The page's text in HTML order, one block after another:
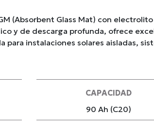
(Absorbent Glass Mat) con
y de descarga profunda, ofrece
para instalaciones solares aisladas,
CAPACIDAD
90 Ah (C20)